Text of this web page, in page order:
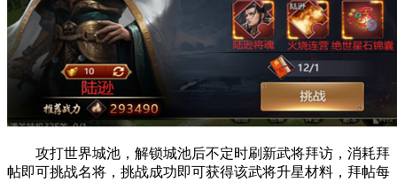
攻打世界城池，解锁城池后不定时刷新武将拜访，消耗拜
帖即可挑战名将，挑战成功即可获得该武将升星材料，拜帖每